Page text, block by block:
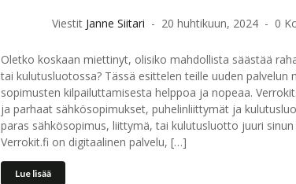
Viestit Janne Siitari 20 huhtikuun, 2024 0
Oletko koskaan miettinyt, olisiko mahdollista säästää
tai kulutusluotossa? Tässä esittelen teille uuden palvelun
sopimusten kilpailuttamisesta helppoa ja nopeaa.
ja parhaat sähkösopimukset, puhelinliittymät ja
paras sähkösopimus, liittymä, tai kulutusluotto juuri
Verrokit.fi on digitaalinen palvelu, […]
Lue lisää